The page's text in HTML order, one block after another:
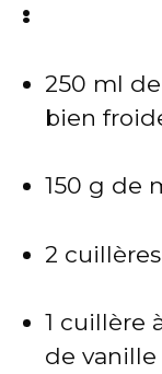
:
250 ml
bien
150 g de
2
1 cuillère
de vanille